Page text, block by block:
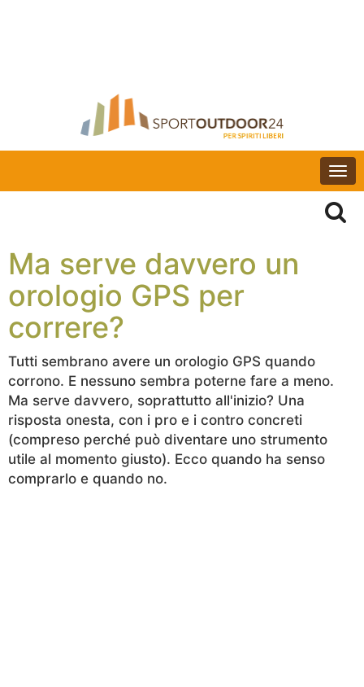
Ma serve davvero un
orologio GPS per
correre?
Tutti sembrano avere un orologio GPS quando
corrono. E nessuno sembra poterne fare a meno.
Ma serve davvero, soprattutto all'inizio? Una
risposta onesta, con i pro e i contro concreti
(compreso perché può diventare uno strumento
utile al momento giusto). Ecco quando ha senso
comprarlo e quando no.